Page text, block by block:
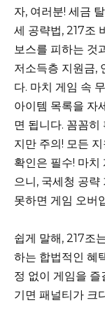
자, 여러분! 세금
세 공략법, 217조
보스를 피하는 것
저소득층 지원금,
다. 마치 게임 속
아이템 목록을 자
면 됩니다. 꼼꼼
지만 주의! 모든
확인은 필수! 마치
으니, 국세청 공
못하면 게임 오버
쉽게 말해, 217조
하는 합법적인 혜
정 없이 게임을 즐
기면 패널티가 크